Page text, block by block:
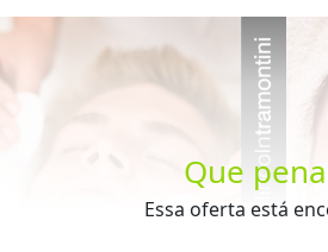
Que
Essa oferta está